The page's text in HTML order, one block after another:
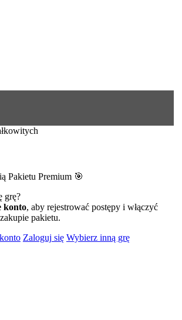
Pakietu Premium 🎯
grę?
konto, aby rejestrować postępy i włączyć
pakietu.
Zaloguj się Wybierz inną grę